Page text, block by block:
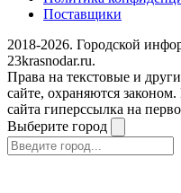
Поставщики
2018-2026. Городской
23krasnodar.ru.
Права на текстовые и
сайте, охраняются
сайта гиперссылка на
Выберите город